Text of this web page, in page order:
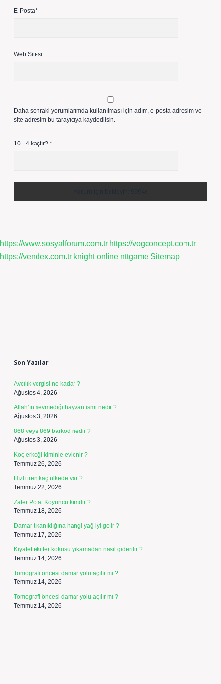
E-Posta*
Web Sitesi
Daha sonraki yorumlarımda kullanılması için adım, e-posta adresim ve
site adresim bu tarayıcıya kaydedilsin.
10 - 4 kaçtır? *
https://www.sosyalforum.com.tr https://vogconcept.com.tr
https://vendex.com.tr knight online nttgame Sitemap
Son Yazılar
Avcılık vergisi ne kadar ?
Ağustos 4, 2026
Allah’ın sevmediği hayvan ismi nedir ?
Ağustos 3, 2026
868 veya 869 barkod nedir ?
Ağustos 3, 2026
Koç erkeği kiminle evlenir ?
Temmuz 26, 2026
Hızlı tren kaç ülkede var ?
Temmuz 22, 2026
Zafer Polat Koyuncu kimdir ?
Temmuz 18, 2026
Damar tıkanıklığına hangi yağ iyi gelir ?
Temmuz 17, 2026
Kıyafetteki ter kokusu yıkamadan nasıl giderilir ?
Temmuz 14, 2026
Tomografi öncesi damar yolu açılır mı ?
Temmuz 14, 2026
Tomografi öncesi damar yolu açılır mı ?
Temmuz 14, 2026